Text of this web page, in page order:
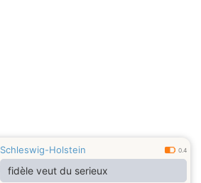
Schleswig-Holstein 0.4
fidèle veut du serieux